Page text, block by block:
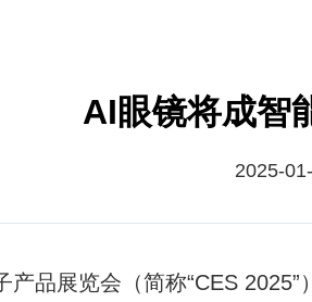
AI眼镜将成智
2025-
展览会（简称“CES 2025”